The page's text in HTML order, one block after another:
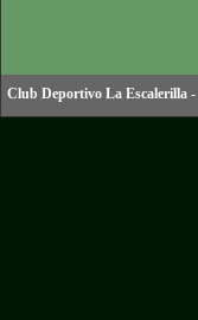
Club Deportivo La Escalerilla -